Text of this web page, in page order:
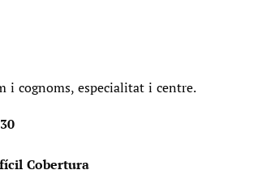
i cognoms, especialitat i centre.
Cobertura